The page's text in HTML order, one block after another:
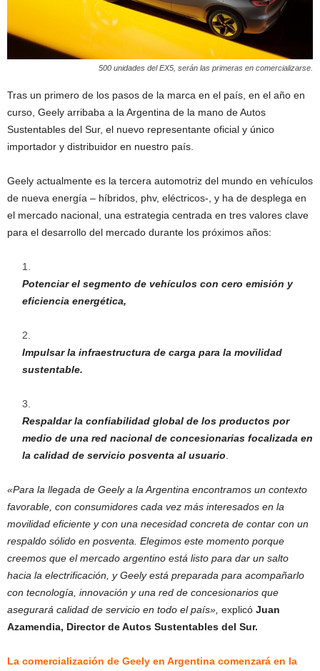
500 unidades del EX5, serán las primeras en comercializarse.
Tras un primero de los pasos de la marca en el país, en el año en
curso, Geely arribaba a la Argentina de la mano de Autos
Sustentables del Sur, el nuevo representante oficial y único
importador y distribuidor en nuestro país.
Geely actualmente es la tercera automotriz del mundo en vehículos
de nueva energía – híbridos, phv, eléctricos-, y ha de desplega en
el mercado nacional, una estrategia centrada en tres valores clave
para el desarrollo del mercado durante los próximos años:
Potenciar el segmento de vehículos con cero emisión y
eficiencia energética,
Impulsar la infraestructura de carga para la movilidad
sustentable.
Respaldar la confiabilidad global de los productos por
medio de una red nacional de concesionarias focalizada en
la calidad de servicio posventa al usuario
«Para la llegada de Geely a la Argentina encontramos un contexto
favorable, con consumidores cada vez más interesados en la
movilidad eficiente y con una necesidad concreta de contar con un
respaldo sólido en posventa. Elegimos este momento porque
creemos que el mercado argentino está listo para dar un salto
hacia la electrificación, y Geely está preparada para acompañarlo
con tecnología, innovación y una red de concesionarios que
asegurará calidad de servicio en todo el país», explicó Juan
Azamendia, Director de Autos Sustentables del Sur.
La comercialización de Geely en Argentina comenzará en la